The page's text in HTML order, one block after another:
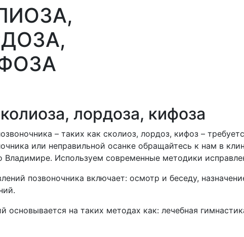
лордоза, кифоза
– таких как сколиоз, лордоз, кифоз –
или неправильной осанке обращайтесь к нам в
Владимире. Используем современные методики
позвоночника включает: осмотр и беседу,
основывается на таких методах как: лечебная